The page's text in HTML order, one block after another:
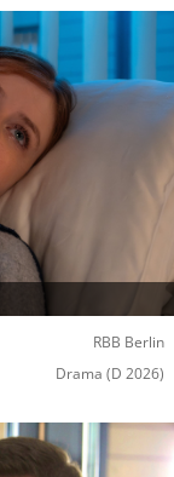
RBB Berlin
Drama (D 2026)